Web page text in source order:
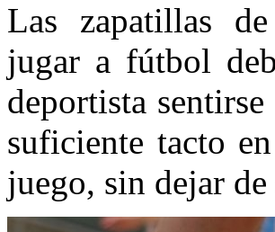
Las zapatillas de
jugar a fútbol
deportista
suficiente tacto
juego, sin dejar